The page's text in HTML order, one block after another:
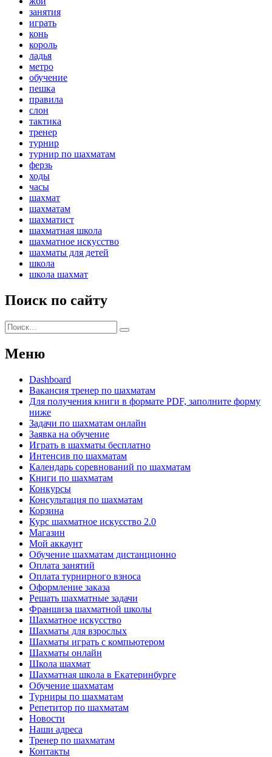
занятия
играть
конь
король
ладья
метро
обучение
пешка
правила
слон
тактика
тренер
турнир
турнир по шахматам
ферзь
ходы
часы
шахмат
шахматам
шахматист
шахматная школа
шахматное искусство
шахматы для детей
школа
школа шахмат
Поиск по сайту
Искать:
Поиск
Меню
Dashboard
Вакансия тренер по шахматам
Для получения книги в формате PDF, заполните форму
ниже
Задачи по шахматам онлайн
Заявка на обучение
Играть в шахматы бесплатно
Интенсив по шахматам
Календарь соревнований по шахматам
Книги по шахматам
Конкурсы
Консультация по шахматам
Корзина
Курс шахматное искусство 2.0
Магазин
Мой аккаунт
Обучение шахматам дистанционно
Оплата занятий
Оплата турнирного взноса
Оформление заказа
Решать шахматные задачи
Франшиза шахматной школы
Шахматное искусство
Шахматы для взрослых
Шахматы играть с компьютером
Шахматы онлайн
Школа шахмат
Шахматная школа в Екатеринбурге
Обучение шахматам
Турниры по шахматам
Репетитор по шахматам
Новости
Наши адреса
Тренер по шахматам
Контакты